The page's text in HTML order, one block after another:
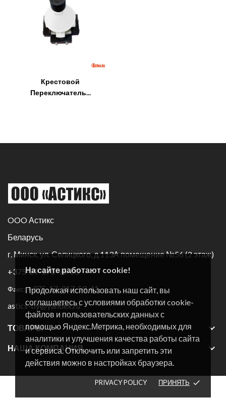
На сайте работают cookie!
Продолжая использовать наш сайт, вы
соглашаетесь с условиями обработки cookie-
файлов и пользовательских данных с
помощью Яндекс.Метрика, необходимых для
аналитики и улучшения качества работы сайта
и сервиса. Отключить или запретить эти
действия можно в настройках браузера.
PRIVACY POLICY ПРИНЯТЬ done
Крестовой
Переключатель...
OOO Астикс
Беларусь
г. Минск, ул. Селицкого, д.113А помещение №56 (2 этаж)
+375-29-170-96-60
Факс:+375-17-317-59-41
astics-by@yandex.ru
ТОВАРЫ 
НАША КОМПАНИЯ 